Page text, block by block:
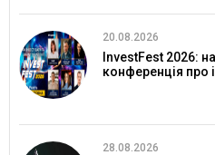
20.08.2026
InvestFest 2026:
конференція про
28.08.2026